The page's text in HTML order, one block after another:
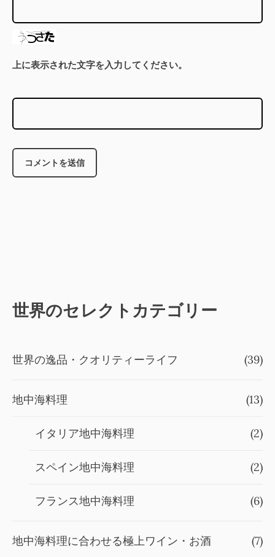
上に表示された文字を入力してください。
世界のセレクトカテゴリー
世界の逸品・クオリティーライフ (39)
地中海料理 (13)
イタリア地中海料理 (2)
スペイン地中海料理 (2)
フランス地中海料理 (6)
地中海料理に合わせる極上ワイン・お酒 (7)